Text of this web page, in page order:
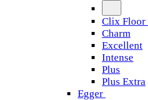
Clix Floor
Charm
Excellent
Intense
Plus
Plus Extra
Egger